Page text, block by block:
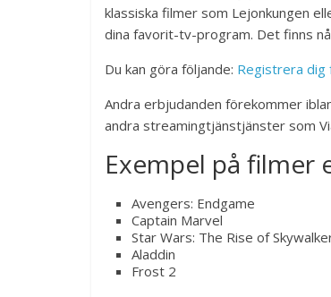
klassiska filmer som Lejonkungen
dina favorit-tv-program. Det finns
Du kan göra följande: Registrera dig
Andra erbjudanden förekommer
andra streamingtjänstjänster som
Exempel på filmer
Avengers: Endgame
Captain Marvel
Star Wars: The Rise of
Aladdin
Frost 2